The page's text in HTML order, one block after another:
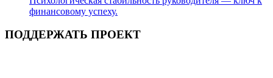
финансовому успеху.
ПОДДЕРЖАТЬ ПРОЕКТ